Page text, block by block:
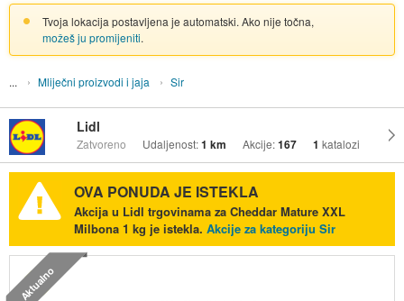
Tvoja lokacija postavljena je automatski. Ako nije točna,
možeš ju promijeniti.
Mliječni proizvodi i jaja Sir
Lidl
Zatvoreno Udaljenost:1 km Akcije:167 1 katalozi
OVA PONUDA JE ISTEKLA
Akcija u Lidl trgovinama za Cheddar Mature XXL
Milbona 1 kg je istekla. Akcije za kategoriju Sir
Aktualno